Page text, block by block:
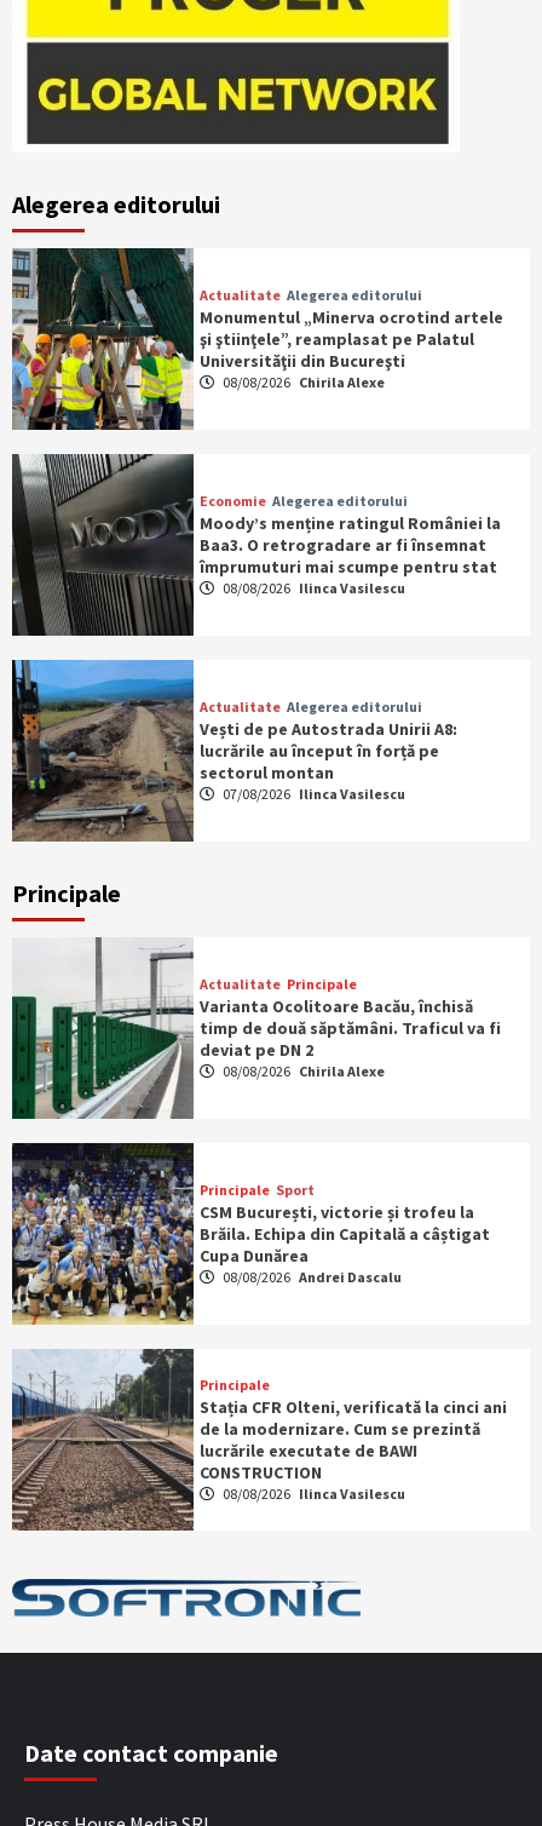
Alegerea editorului
Actualitate Alegerea editorului
Monumentul „Minerva ocrotind artele
şi ştiinţele”, reamplasat pe Palatul
Universităţii din Bucureşti
08/08/2026 Chirila Alexe
Economie Alegerea editorului
Moody’s menține ratingul României la
Baa3. O retrogradare ar fi însemnat
împrumuturi mai scumpe pentru stat
08/08/2026 Ilinca Vasilescu
Actualitate Alegerea editorului
Vești de pe Autostrada Unirii A8:
lucrările au început în forță pe
sectorul montan
07/08/2026 Ilinca Vasilescu
Principale
Actualitate Principale
Varianta Ocolitoare Bacău, închisă
timp de două săptămâni. Traficul va fi
deviat pe DN 2
08/08/2026 Chirila Alexe
Principale Sport
CSM București, victorie și trofeu la
Brăila. Echipa din Capitală a câștigat
Cupa Dunărea
08/08/2026 Andrei Dascalu
Principale
Stația CFR Olteni, verificată la cinci ani
de la modernizare. Cum se prezintă
lucrările executate de BAWI
CONSTRUCTION
08/08/2026 Ilinca Vasilescu
Date contact companie